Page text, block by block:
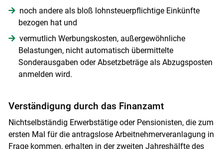
noch andere als bloß lohnsteuerpflichtige Einkünfte
bezogen hat und
vermutlich Werbungskosten, außergewöhnliche
Belastungen, nicht automatisch übermittelte
Sonderausgaben oder Absetzbeträge als Abzugsposten
anmelden wird.
Verständigung durch das Finanzamt
Nichtselbständig Erwerbstätige oder Pensionisten, die zum
ersten Mal für die antragslose Arbeitnehmerveranlagung in
Frage kommen, erhalten in der zweiten Jahreshälfte des